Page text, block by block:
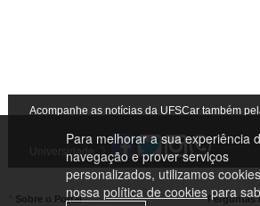
Para melhorar a sua experiência
navegação e prover serviços
personalizados, utilizamos
nossa política de cookiespara
Acompanhe as notícias da UFSCar também
Universidade
Sobre o Portal
Perguntas